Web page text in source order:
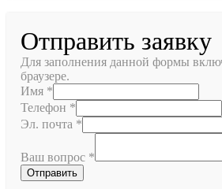
Отправить заявку
Для заполнения данной формы
браузере.
Имя *
Телефон *
Эл. почта *
Ваш вопрос *
Отправить